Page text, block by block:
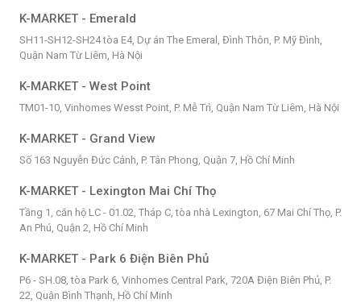
K-MARKET - Emerald
SH11-SH12-SH24 tòa E4, Dự án The Emeral, Đình Thôn, P. Mỹ Đình,
Quận Nam Từ Liêm, Hà Nội
K-MARKET - West Point
TM01-10, Vinhomes Wesst Point, P. Mễ Trì, Quận Nam Từ Liêm, Hà Nội
K-MARKET - Grand View
Số 163 Nguyễn Đức Cảnh, P. Tân Phong, Quận 7, Hồ Chí Minh
K-MARKET - Lexington Mai Chí Thọ
Tầng 1, căn hộ LC - 01.02, Tháp C, tòa nhà Lexington, 67 Mai Chí Thọ, P.
An Phú, Quận 2, Hồ Chí Minh
K-MARKET - Park 6 Điện Biên Phủ
P6 - SH.08, tòa Park 6, Vinhomes Central Park, 720A Điện Biên Phủ, P.
22, Quận Bình Thạnh, Hồ Chí Minh